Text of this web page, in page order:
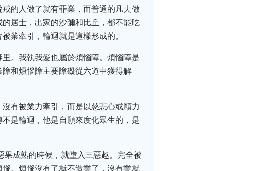
的人做了就有罪業，而普通的凡夫做
居士，出家的沙彌和比丘，都不能吃
業牽引，輪迴就是這樣形成的。
。我執我愛也屬於煩惱障。煩惱障是
和煩惱障主要障礙從六道中獲得解
有被業力牽引，而是以慈悲心或願力
是輪迴，他是自願來度化眾生的，是
成熟的時候，就墮入三惡趣。完全被
。煩惱沒有了就不造業了，沒有業就